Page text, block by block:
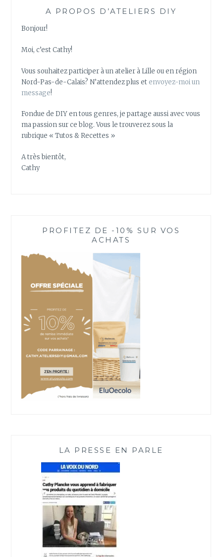
A PROPOS D’ATELIERS DIY
Bonjour!
Moi, c’est Cathy!
Vous souhaitez participer à un atelier à Lille ou en région
Nord-Pas-de-Calais? N’attendez plus et envoyez-moi un
message!
Fondue de DIY en tous genres, je partage aussi avec vous
ma passion sur ce blog. Vous le trouverez sous la
rubrique « Tutos & Recettes »
A très bientôt,
Cathy
PROFITEZ DE -10% SUR VOS
ACHATS
LA PRESSE EN PARLE